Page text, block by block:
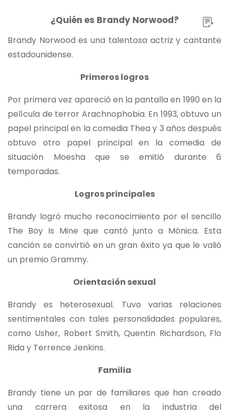
¿Quién es Brandy Norwood?
Brandy Norwood es una talentosa actriz y cantante
estadounidense.
Primeros logros
Por primera vez apareció en la pantalla en 1990 en la
película de terror Arachnophobia. En 1993, obtuvo un
papel principal en la comedia Thea y 3 años después
obtuvo otro papel principal en la comedia de
situación Moesha que se emitió durante 6
temporadas.
Logros principales
Brandy logró mucho reconocimiento por el sencillo
The Boy Is Mine que cantó junto a Mónica. Esta
canción se convirtió en un gran éxito ya que le valió
un premio Grammy.
Orientación sexual
Brandy es heterosexual. Tuvo varias relaciones
sentimentales con tales personalidades populares,
como Usher, Robert Smith, Quentin Richardson, Flo
Rida y Terrence Jenkins.
Familia
Brandy tiene un par de familiares que han creado
una carrera exitosa en la industria del